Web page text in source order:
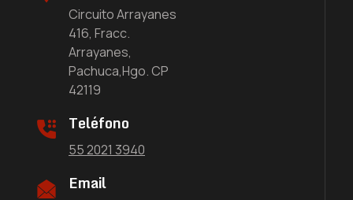
Circuito Arrayanes
416, Fracc.
Arrayanes,
Pachuca,Hgo. CP
42119
Teléfono
55 2021 3940
Email